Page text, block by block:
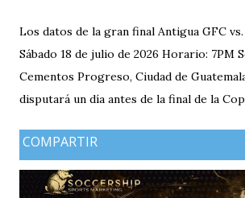
Los datos de la gran final Antigua GFC
Sábado 18 de julio de 2026 Horario: 7PM
Cementos Progreso, Ciudad de
disputará un día antes de la final de la
especialmente futbolera para los
guatemaltecos. Antigua GFC llega al
equipo más regular del torneo tras g
COMPARTIR